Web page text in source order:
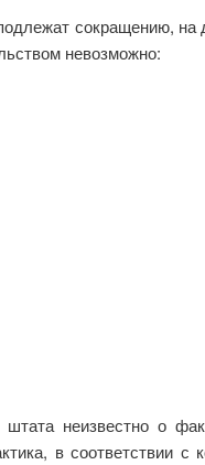
сокращению, на
невозможно:
неизвестно о
в соответствии с